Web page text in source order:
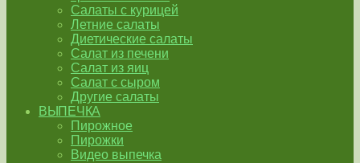
Салаты с курицей
Летние салаты
Диетические салаты
Салат из печени
Салат из яиц
Салат с сыром
Другие салаты
ВЫПЕЧКА
Пирожное
Пирожки
Видео выпечка